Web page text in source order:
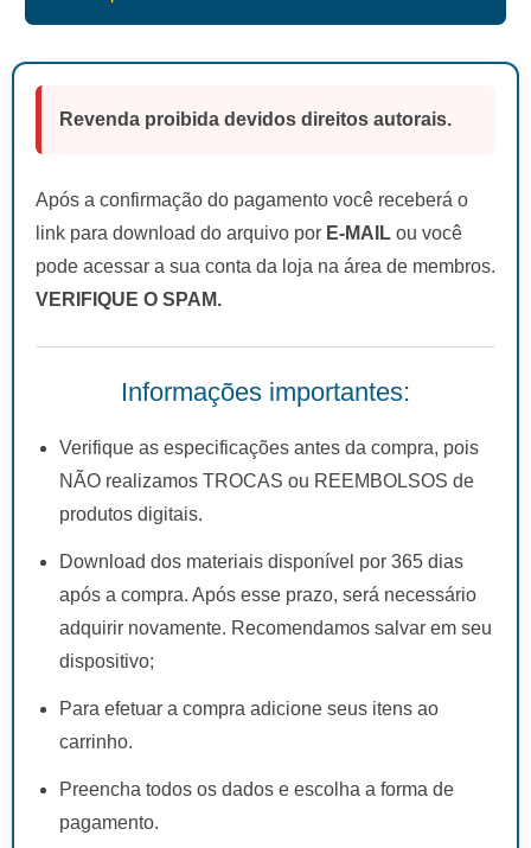
Revenda proibida devidos direitos autorais.
Após a confirmação do pagamento você receberá o
link para download do arquivo por E-MAIL ou você
pode acessar a sua conta da loja na área de membros.
VERIFIQUE O SPAM.
Informações importantes:
Verifique as especificações antes da compra, pois
NÃO realizamos TROCAS ou REEMBOLSOS de
produtos digitais.
Download dos materiais disponível por 365 dias
após a compra. Após esse prazo, será necessário
adquirir novamente. Recomendamos salvar em seu
dispositivo;
Para efetuar a compra adicione seus itens ao
carrinho.
Preencha todos os dados e escolha a forma de
pagamento.